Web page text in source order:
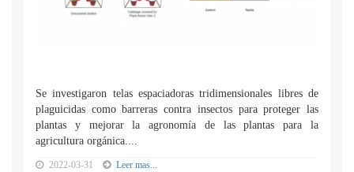
Se investigaron telas espaciadoras tridimensionales libres de
plaguicidas como barreras contra insectos para proteger las
plantas y mejorar la agronomía de las plantas para la
agricultura orgánica....
2022-03-31 Leer mas...